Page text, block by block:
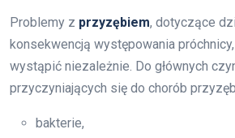
Problemy z przyzębiem, dotyczące
konsekwencją występowania
wystąpić niezależnie. Do głównych
przyczyniających się do chorób
bakterie,